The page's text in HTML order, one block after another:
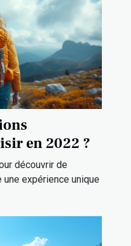
en 2022 ?
découvrir de
expérience unique